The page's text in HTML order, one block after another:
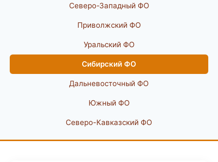
Северо-Западный ФО
Приволжский ФО
Уральский ФО
Сибирский ФО
Дальневосточный ФО
Южный ФО
Северо-Кавказский ФО